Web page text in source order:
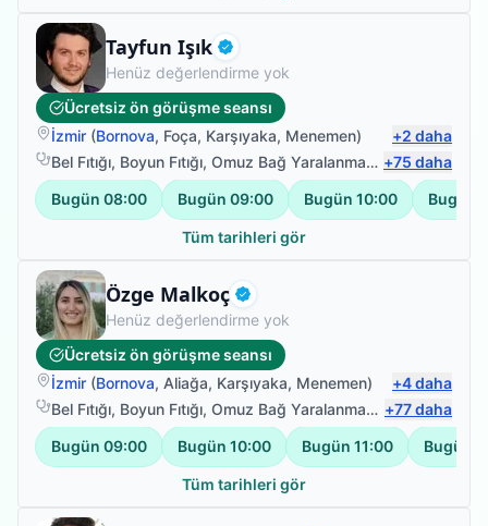
Tayfun Işık Doğrulanmış
Uzman Fizyoterapist
Henüz değerlendirme yok
Ücretsiz ön görüşme seansı
İzmir (Bornova, Foça, Karşıyaka, Menemen) +2 daha
Bel Fıtığı, Boyun Fıtığı, Omuz Bağ Yaralanması ,Protez
+75 daha
Bugün 08:00 Bugün 09:00 Bugün 10:00 Bugün
Tüm tarihleri gör
Özge Malkoç Doğrulanmış
Uzman Fizyoterapist
Henüz değerlendirme yok
Ücretsiz ön görüşme seansı
İzmir (Bornova, Aliağa, Karşıyaka, Menemen) +4daha
Bel Fıtığı, Boyun Fıtığı, Omuz Bağ Yaralanması ,Protez
+77daha
Bugün 09:00 Bugün 10:00 Bugün 11:00 Bugün
Tüm tarihleri gör